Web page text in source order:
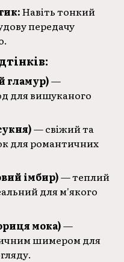
Навіть тонкий
передачу
гламур)—
для вишуканого
— свіжий та
для романтичних
імбир)— теплий
для м'якого
мока)—
шимером для